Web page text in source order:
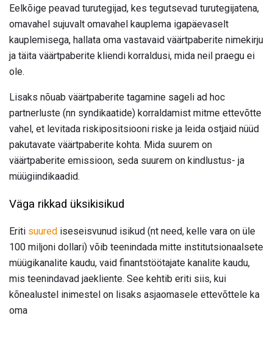
Eelkõige peavad turutegijad, kes tegutsevad turutegijatena,
omavahel sujuvalt omavahel kauplema igapäevaselt
kauplemisega, hallata oma vastavaid väärtpaberite nimekirju
ja täita väärtpaberite kliendi korraldusi, mida neil praegu ei
ole.
Lisaks nõuab väärtpaberite tagamine sageli ad hoc
partnerluste (nn syndikaatide) korraldamist mitme ettevõtte
vahel, et levitada riskipositsiooni riske ja leida ostjaid nüüd
pakutavate väärtpaberite kohta. Mida suurem on
väärtpaberite emissioon, seda suurem on kindlustus- ja
müügiindikaadid.
Väga rikkad üksikisikud
Eriti suured iseseisvunud isikud (nt need, kelle vara on üle
100 miljoni dollari) võib teenindada mitte institutsionaalsete
müügikanalite kaudu, vaid finantstöötajate kanalite kaudu,
mis teenindavad jaekliente. See kehtib eriti siis, kui
kõnealustel inimestel on lisaks asjaomasele ettevõttele ka
oma